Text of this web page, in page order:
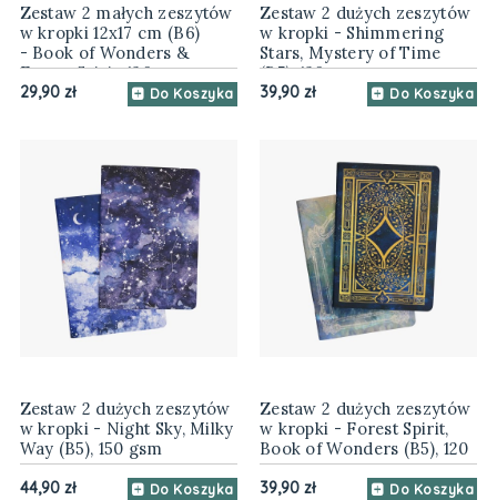
Zestaw 2 małych zeszytów
w kropki 12x17 cm (B6)
- Book of Wonders &
Forest Spirit, 120 gsm
29,90 zł Do Koszyka
Zestaw 2 dużych zeszytów
w kropki - Shimmering
Stars, Mystery of Time
(B5), 120 gsm
39,90 zł Do Koszyka
Zestaw 2 dużych zeszytów
w kropki - Night Sky, Milky
Way (B5), 150 gsm
44,90 zł Do Koszyka
Zestaw 2 dużych zeszytów
w kropki - Forest Spirit,
Book of Wonders (B5), 120
gsm
39,90 zł Do Koszyka